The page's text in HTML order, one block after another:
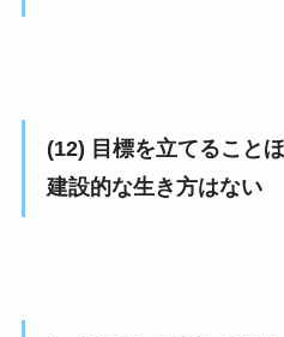
(12) 目標を立てること
建設的な生き方はない